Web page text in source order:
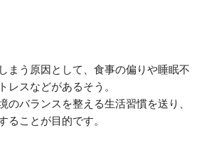
まう原因として、食事の偏りや睡眠不
レスなどがあるそう。
のバランスを整える生活習慣を送り、
ることが目的です。